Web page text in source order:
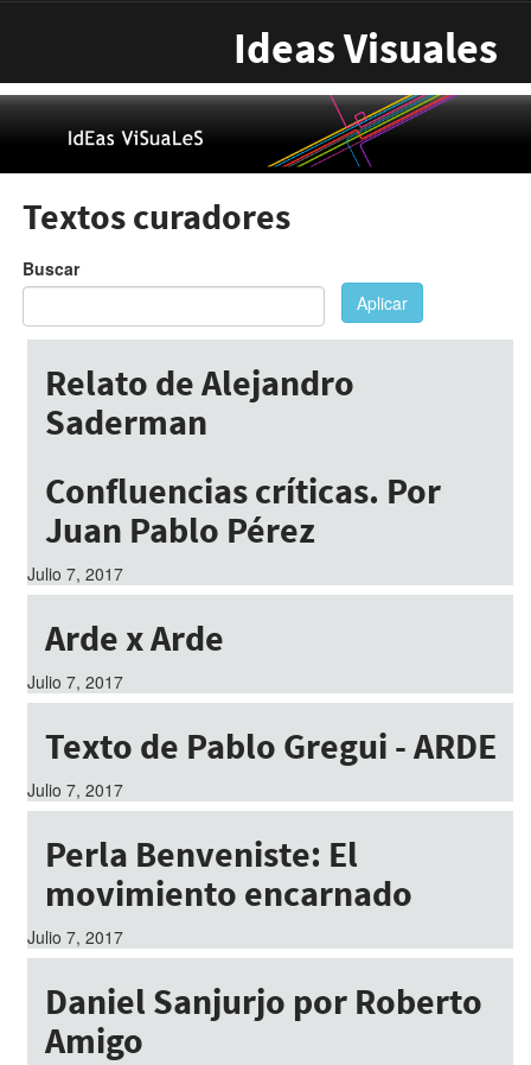
Ideas Visuales
Textos curadores
Buscar
Aplicar
Relato de Alejandro
Saderman
Confluencias críticas. Por
Juan Pablo Pérez
Julio 7, 2017
Arde x Arde
Julio 7, 2017
Texto de Pablo Gregui - ARDE
Julio 7, 2017
Perla Benveniste: El
movimiento encarnado
Julio 7, 2017
Daniel Sanjurjo por Roberto
Amigo